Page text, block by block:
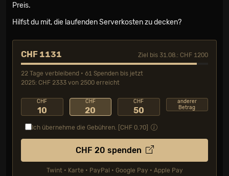
Preis.
Hilfst du mit, die laufenden Serverkosten zu decken?
CHF 1131 Ziel bis 31.08.: CHF 1200
22 Tage verbleibend • 61 Spenden bis jetzt
2025: CHF 2333 von 2500 erreicht
CHF
10
CHF
20
CHF
50
anderer
Betrag
Ich übernehme die Gebühren. [CHF 0.70]
CHF 20 spenden
Twint • Karte • PayPal • Google Pay • Apple Pay